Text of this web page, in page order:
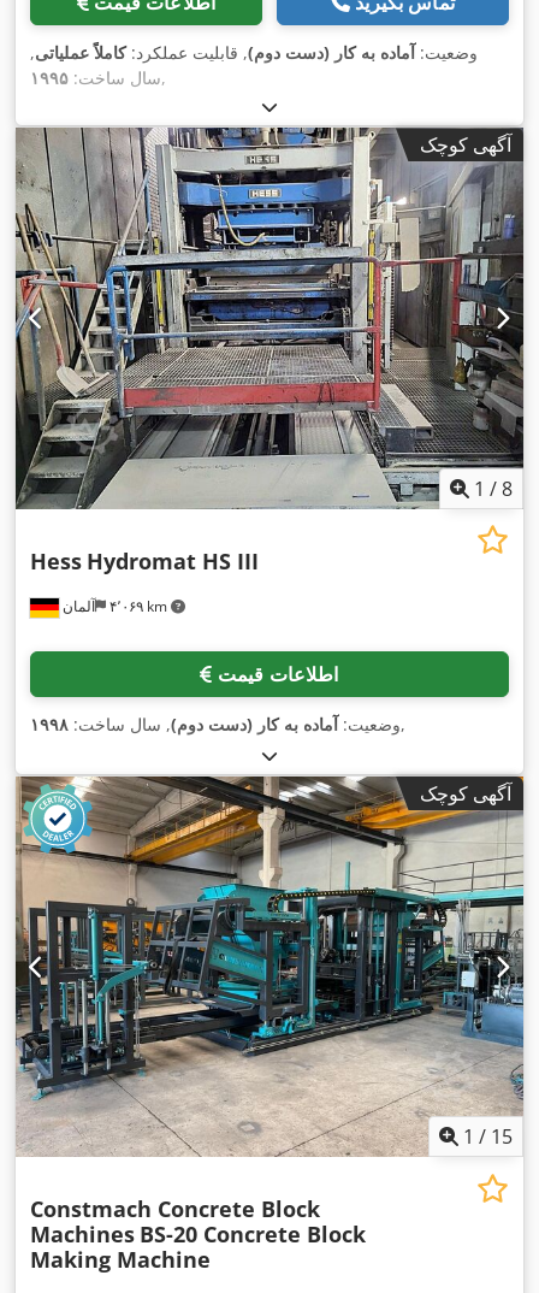
وضعیت: آماده به کار (دست دوم), قابلیت عملکرد:کاملاً عملیاتی,
سال ساخت: ۱۹۹۵ ,
آگهی کوچک
1 /8
آلمان ۴٬۰۶۹ km
Hess Hydromat HS III
اطلاعات قیمت
وضعیت:آماده به کار (دست دوم), سال ساخت: ۱۹۹۸ ,
آگهی کوچک
1 / 15
Constmach Concrete Block
Machines BS-20 Concrete Block
Making Machine